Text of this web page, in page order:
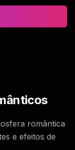
romântica
e efeitos de